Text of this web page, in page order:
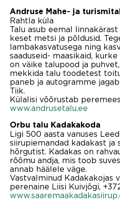
Andruse Mahe- ja
Rahtla küla
Talu asub eemal
keset metsi ja põldusid.
lambakasvatusega ning
saaduseid- maasikaid,
on väike talupood ja
mekkida talu toodetest
paneb ja autogramme
Tiik.
Külalisi võõrustab
www.andrusetalu.ee
Orbu talu Kadakakoda
Ligi 500 aasta vanuses
siirupiemandad kadakast ja
hõrgutist. Kadakas on
rõõmu andja, mis toob
annab häälele väge.
Vastvalminud Kadakakojas
perenaine Liisi Kuivjõgi,